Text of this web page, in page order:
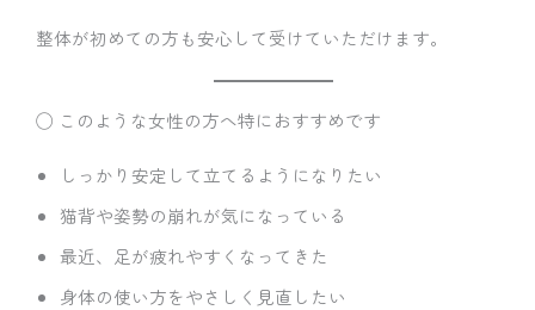
整体が初めての方も安心して受けていただけます。
◯ このような女性の方へ特におすすめです
しっかり安定して立てるようになりたい
猫背や姿勢の崩れが気になっている
最近、足が疲れやすくなってきた
身体の使い方をやさしく見直したい